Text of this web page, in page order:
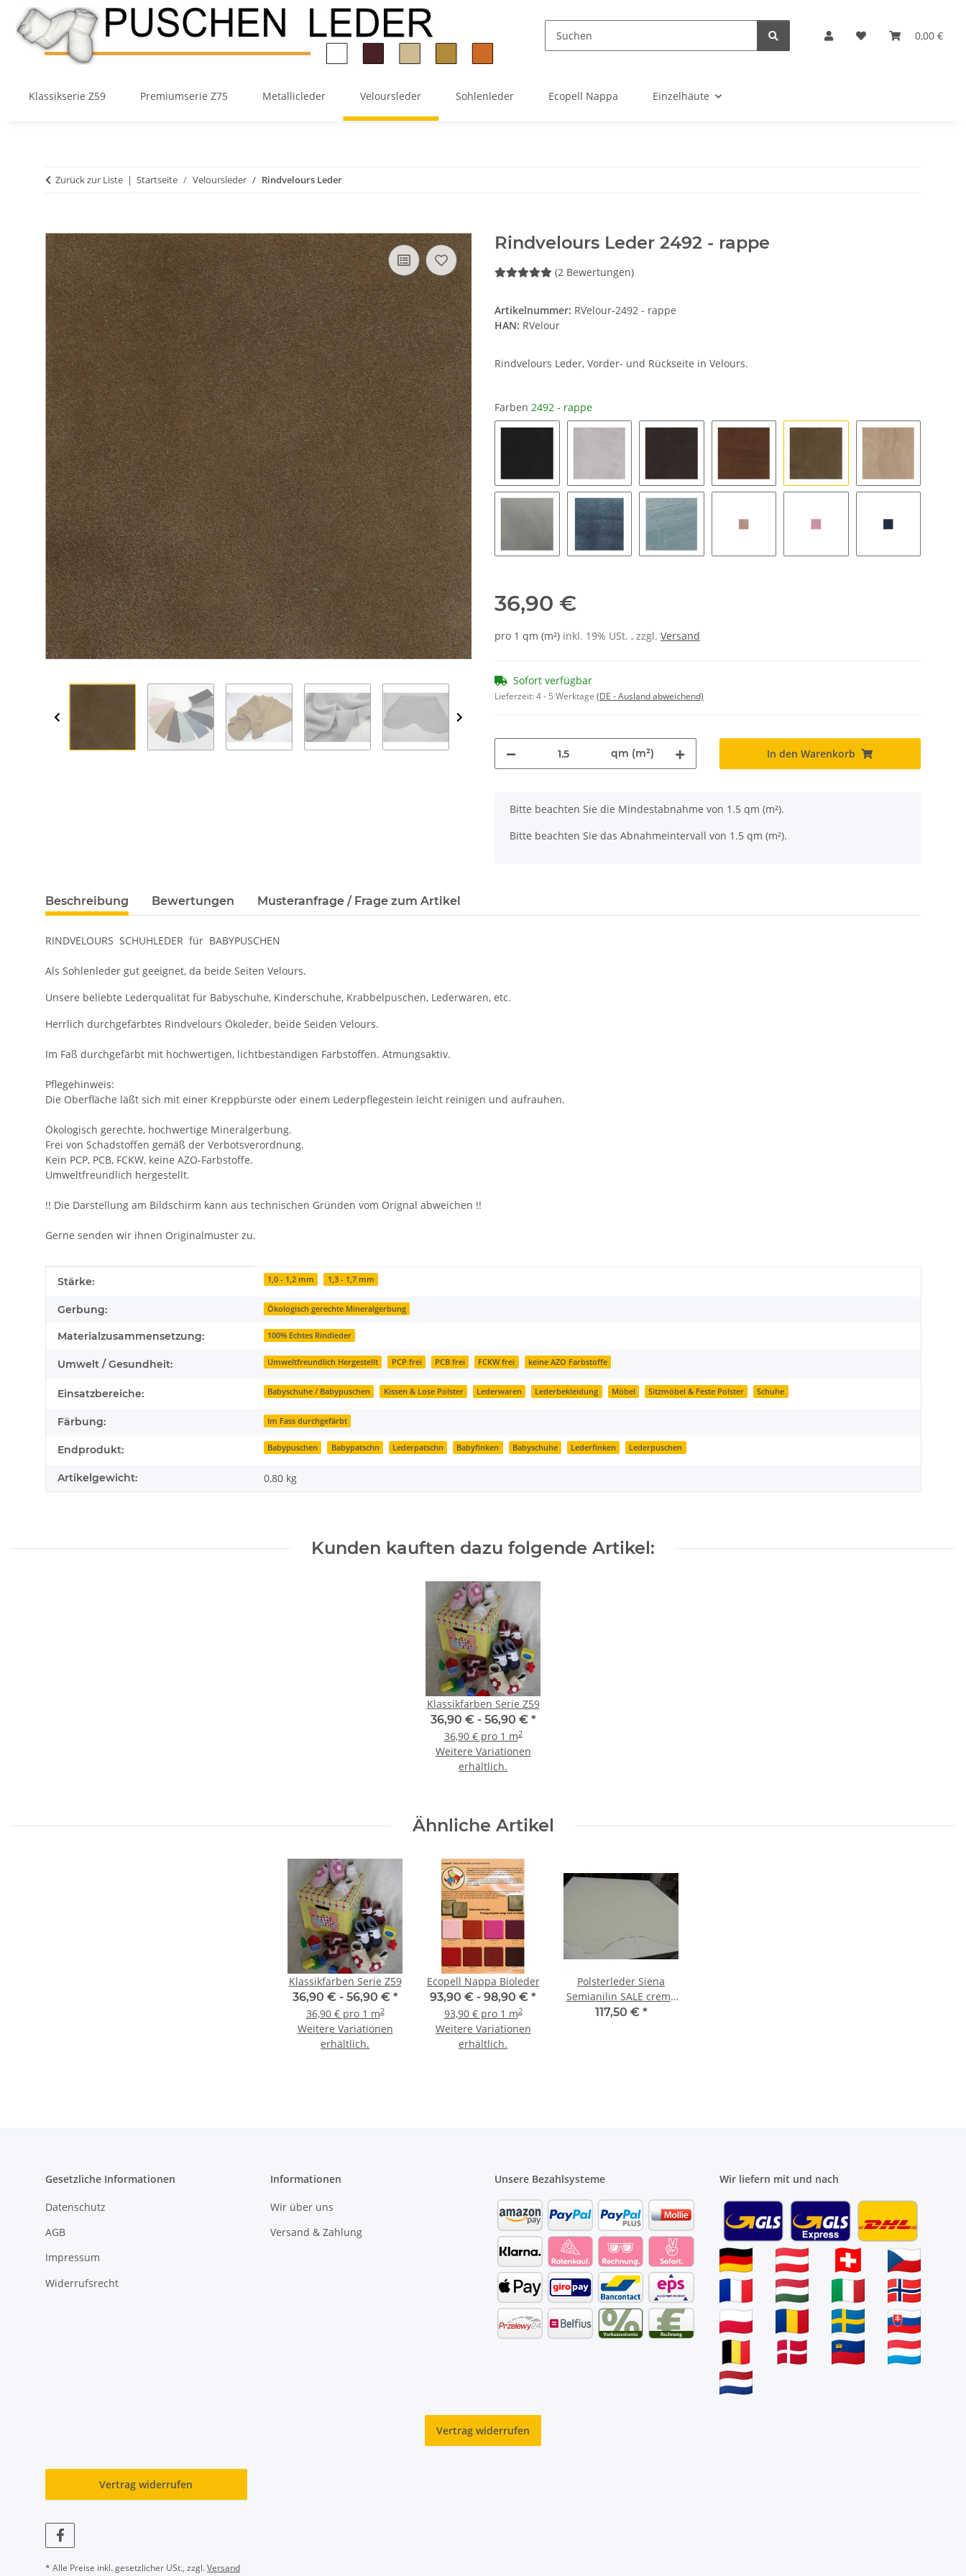
0,00 €
Klassikserie Z59 Premiumserie Z75 Metallicleder Veloursleder Sohlenleder Ecopell Nappa Einzelhäute
Zurück zur Liste Startseite Veloursleder Rindvelours Leder
Rindvelours Leder 2492 - rappe
(2 Bewertungen)
Artikelnummer: RVelour-2492 - rappe
HAN: RVelour
Rindvelours Leder, Vorder- und Rückseite in Velours.
Farben 2492 - rappe
0500 - schwarz1990 - hellgrau2030 - mocca 2476 - mittelbraun2492 - rappe 3640 - natur
36,90 €
pro 1 qm (m²) inkl. 19% USt. , zzgl. Versand
Sofort verfügbar
Lieferzeit:4 - 5 Werktage (DE - Ausland abweichend)
qm (m²) In den Warenkorb
x
Bitte beachten Sie die Mindestabnahme von 1.5 qm (m²).
Bitte beachten Sie das Abnahmeintervall von 1.5 qm (m²).
Beschreibung Bewertungen Musteranfrage / Frage zum Artikel
RINDVELOURS SCHUHLEDER für BABYPUSCHEN
Als Sohlenleder gut geeignet, da beide Seiten Velours.
Unsere beliebte Lederqualität für Babyschuhe, Kinderschuhe, Krabbelpuschen, Lederwaren, etc.
Herrlich durchgefärbtes Rindvelours Ökoleder, beide Seiden Velours.
Im Faß durchgefärbt mit hochwertigen, lichtbeständigen Farbstoffen. Atmungsaktiv.
Pflegehinweis:
Die Oberfläche läßt sich mit einer Kreppbürste oder einem Lederpflegestein leicht reinigen und aufrauhen.
Ökologisch gerechte, hochwertige Mineralgerbung.
Frei von Schadstoffen gemäß der Verbotsverordnung.
Kein PCP, PCB, FCKW, keine AZO-Farbstoffe.
Umweltfreundlich hergestellt.
!! Die Darstellung am Bildschirm kann aus technischen Gründen vom Orignal abweichen !!
Gerne senden wir ihnen Originalmuster zu.
Produkteigenschaft
Wert
Stärke: 1,0 - 1,2 mm 1,3 - 1,7 mm
Gerbung: Ökologisch gerechte Mineralgerbung
Materialzusammensetzung: 100% Echtes Rindleder
Umwelt / Gesundheit: Umweltfreundlich Hergestellt PCP frei PCB frei FCKW frei keine AZO Farbstoffe
Einsatzbereiche: Babyschuhe / Babypuschen Kissen & Lose Polster Lederwaren Lederbekleidung Möbel Sitzmöbel & Feste Polster Schuhe
Färbung: Im Fass durchgefärbt
Endprodukt: Babypuschen Babypatschn Lederpatschn Babyfinken Babyschuhe Lederfinken Lederpuschen
Artikelgewicht: 0,80 kg
Kunden kauften dazu folgende Artikel:
Klassikfarben Serie Z59
36,90 € - 56,90 € *
36,90 € pro 1 m2
Weitere Variationen
erhältlich.
Ähnliche Artikel
Klassikfarben Serie Z59
36,90 € - 56,90 € *
36,90 € pro 1 m2
Weitere Variationen
erhältlich.
Ecopell Nappa Bioleder
93,90 € - 98,90 € *
93,90 € pro 1 m2
Weitere Variationen
erhältlich.
Polsterleder Siena
Semianilin SALE creme
hell 3,93 qm
117,50 € *
Gesetzliche Informationen
Datenschutz
AGB
Impressum
Widerrufsrecht
Informationen
Wir über uns
Versand & Zahlung
Unsere Bezahlsysteme Wir liefern mit und nach
Vertrag widerrufen
Vertrag widerrufen
* Alle Preise inkl. gesetzlicher USt., zzgl.Versand